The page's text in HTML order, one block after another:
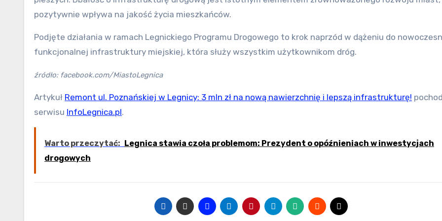
pozytywnie wpływa na jakość życia mieszkańców.
Podjęte działania w ramach Legnickiego Programu Drogowego to krok naprzód w dążeniu do
funkcjonalnej infrastruktury miejskiej, która służy wszystkim użytkownikom dróg.
źródło: facebook.com/MiastoLegnica
Artykuł Remont ul. Poznańskiej w Legnicy: 3 mln zł na nową nawierzchnię i lepszą infrastrukturę!
serwisu InfoLegnica.pl.
Warto przeczytać: Legnica stawia czoła problemom: Prezydent o opóźnieniach w inwestycjach
drogowych